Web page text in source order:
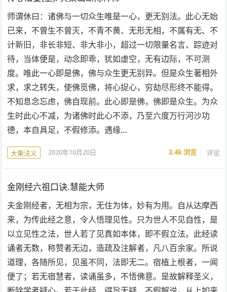
师谓休曰：诸佛与一切众生唯是一心，更无别法。此心无始
已来，不曾生不曾灭，不青不黄、无形无相，不属有无、不
计新旧，非长非短、非大非小，超过一切限量名言、踪迹对
待，当体便是，动念即乖，犹如虚空，无有边际，不可测
度。唯此一心即是佛，佛与众生更无别异。但是众生著相外
求，求之转失，使佛觅佛，将心捉心，穷劫尽形终不能得。
不知息念忘虑，佛自现前。此心即是佛，佛即是众生。为众
生时此心不减，为诸佛时此心不添，乃至六度万行河沙功
德，本自具足，不假修添。遇缘…
大乘法义 2020年10月20日 3.4k浏览 评论
金刚经六祖口诀.慧能大师
夫金刚经者，无相为宗，无住为体，妙有为用。自从达摩西
来，为传此经之意，令人悟理见性。只为世人不见自性，是
以立见性之法，世人若了见真如本体，即不假立法。此经读
诵者无数，称赞者无边，造疏及注解者，凡八百余家。所说
道理，各随所见，见虽不同，法即无二。宿植上根者，一闻
便了；若无宿慧者，读诵虽多，不悟佛意。是故解释圣义，